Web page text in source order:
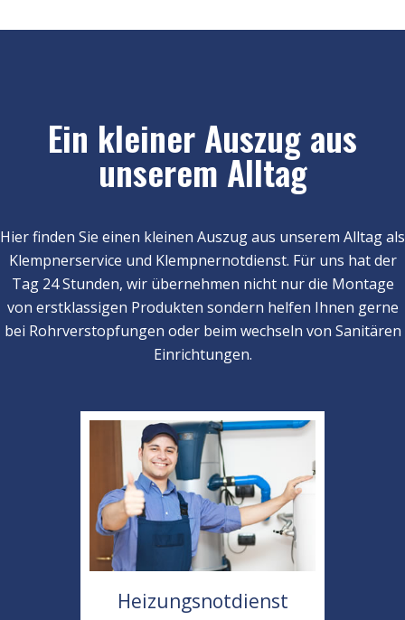
Ein kleiner Auszug aus
unserem Alltag
Hier finden Sie einen kleinen Auszug aus unserem Alltag als
Klempnerservice und Klempnernotdienst. Für uns hat der
Tag 24 Stunden, wir übernehmen nicht nur die Montage
von erstklassigen Produkten sondern helfen Ihnen gerne
bei Rohrverstopfungen oder beim wechseln von Sanitären
Einrichtungen.
Heizungsnotdienst